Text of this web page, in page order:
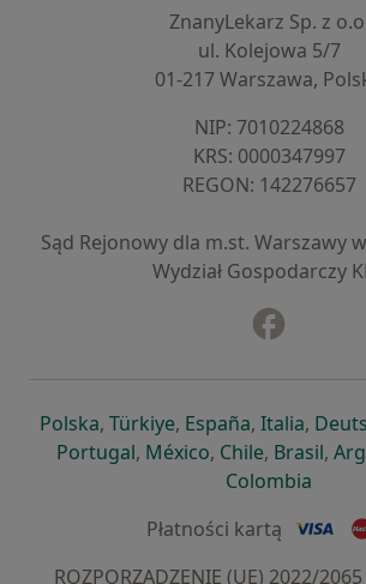
ZnanyLekarz Sp. z
ul. Kolejowa 5/7
01-217 Warszawa,
NIP: ⁠7010224868
KRS: ⁠0000347997
REGON: ⁠142276657
Sąd Rejonowy dla m.st. Warszawy
Wydział Gospodarczy
Polskaotwiera się w nowej karcie
, Türkiyeotwiera się w nowej
, Españaotwiera się
, Italia,
Portugalotwiera się w nowej
, Méxicootwiera się w
, Chileotwiera się
, Brasil,
Colombia
Płatności kartą
ROZPORZĄDZENIE (UE) 2022/